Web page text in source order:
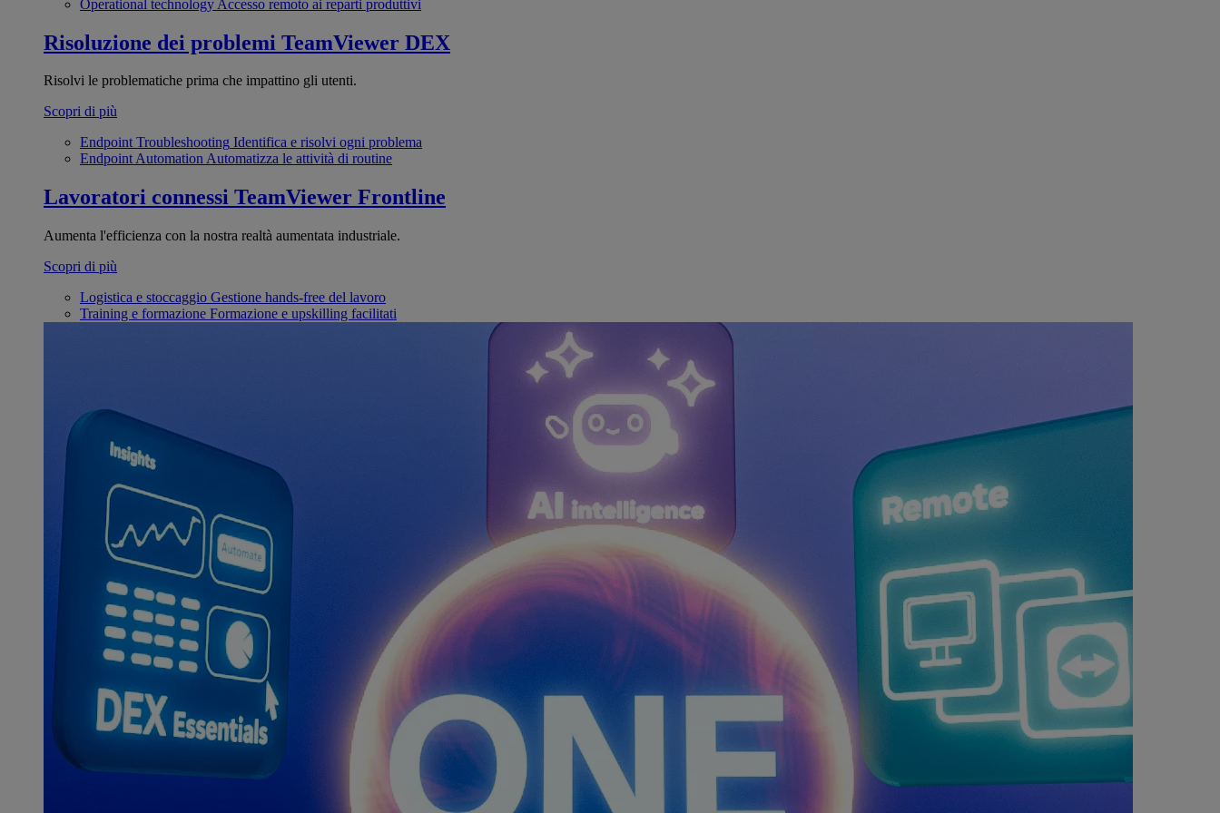
Operational technology Accesso remoto ai reparti produttivi
Risoluzione dei problemi TeamViewer DEX
Risolvi le problematiche prima che impattino gli utenti.
Scopri di più
Endpoint Troubleshooting Identifica e risolvi ogni problema
Endpoint AutomationAutomatizza le attività di routine
Lavoratori connessi TeamViewer Frontline
Aumenta l'efficienza con la nostra realtà aumentata industriale.
Scopri di più
Logistica e stoccaggio Gestione hands-free del lavoro
Training e formazione Formazione e upskilling facilitati